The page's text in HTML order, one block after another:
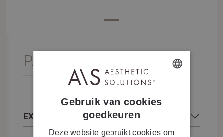
PATH pdrn lift
EXTRA INFORMATIE
FRENCH
Gebruik van cookies
goedkeuren
Deze website gebruikt cookies om